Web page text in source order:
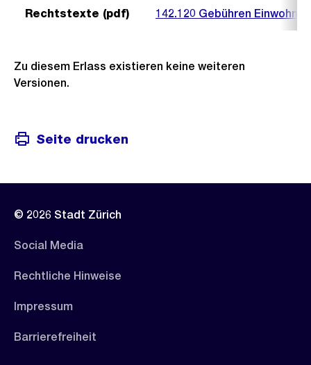
Rechtstexte (pdf) 142.120 Gebühren
Zu diesem Erlass existieren keine weiteren
Versionen.
Seite drucken
© 2026 Stadt Zürich
Social Media
Rechtliche Hinweise
Impressum
Barrierefreiheit